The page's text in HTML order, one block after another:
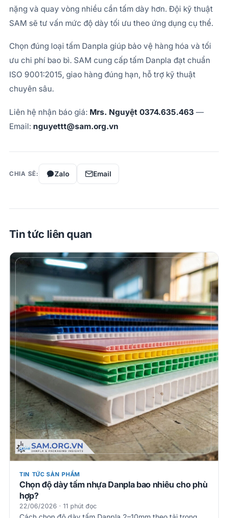
nặng và quay vòng nhiều cần tấm dày hơn. Đội kỹ thuật
SAM sẽ tư vấn mức độ dày tối ưu theo ứng dụng cụ thể.
Chọn đúng loại tấm Danpla giúp bảo vệ hàng hóa và tối
ưu chi phí bao bì. SAM cung cấp tấm Danpla đạt chuẩn
ISO 9001:2015, giao hàng đúng hạn, hỗ trợ kỹ thuật
chuyên sâu.
Liên hệ nhận báo giá: Mrs. Nguyệt 0374.635.463—
Email: nguyettt@sam.org.vn
CHIA SẺ: Zalo Email
Tin tức liên quan
TIN TỨC SẢN PHẨM
Chọn độ dày tấm nhựa Danpla bao nhiêu cho phù
hợp?
22/06/2026 · 11 phút đọc